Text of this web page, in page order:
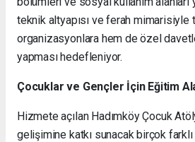
teknik altyapısı ve ferah
organizasyonlara hem de özel
yapması hedefleniyor.
Çocuklar ve Gençler İçin Eğitim
Hizmete açılan Hadımköy Çocuk
gelişimine katkı sunacak birçok farklı